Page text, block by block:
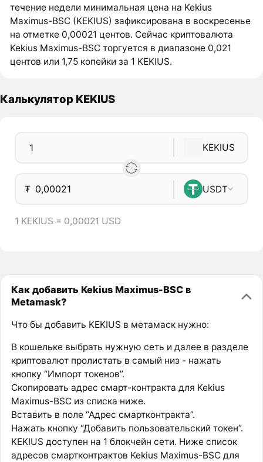
течение недели минимальная цена на Kekius
Maximus-BSC (KEKIUS) зафиксирована в воскресенье
на отметке 0,00021 центов. Сейчас криптовалюта
Kekius Maximus-BSC торгуется в диапазоне 0,021
центов или 1,75 копейки за 1 KEKIUS.
Калькулятор KEKIUS
KEKIUS
₮ USDT
1 KEKIUS = 0,00021 USD
Как добавить Kekius Maximus-BSC в
Metamask?
Что бы добавить KEKIUS в метамаск нужно:
В кошельке выбрать нужную сеть и далее в разделе
криптовалют пролистать в самый низ - нажать
кнопку “Импорт токенов”.
Скопировать адрес смарт-контракта для Kekius
Maximus-BSC из списка ниже.
Вставить в поле “Адрес смартконтракта”.
Нажать кнопку “Добавить пользовательский токен”.
KEKIUS доступен на 1 блокчейн сети. Ниже список
адресов смартконтрактов Kekius Maximus-BSC для